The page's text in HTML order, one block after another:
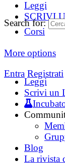
Leggi
SCRIVI
Corsi
More options
Entra Registrati
Search for:
Leggi
Scrivi un
Blog
La rivista